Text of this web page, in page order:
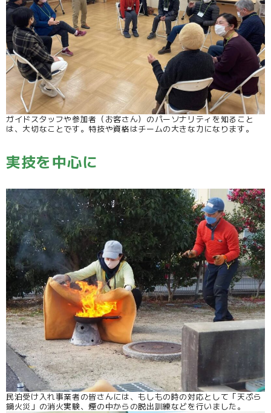
ガイドスタッフや参加者（お客さん）のパーソナリティを知ること
は、大切なことです。特技や資格はチームの大きな力になります。
実技を中心に
民泊受け入れ事業者の皆さんには、もしもの時の対応として「天ぷら
鍋火災」の消火実験、煙の中からの脱出訓練などを行いました。